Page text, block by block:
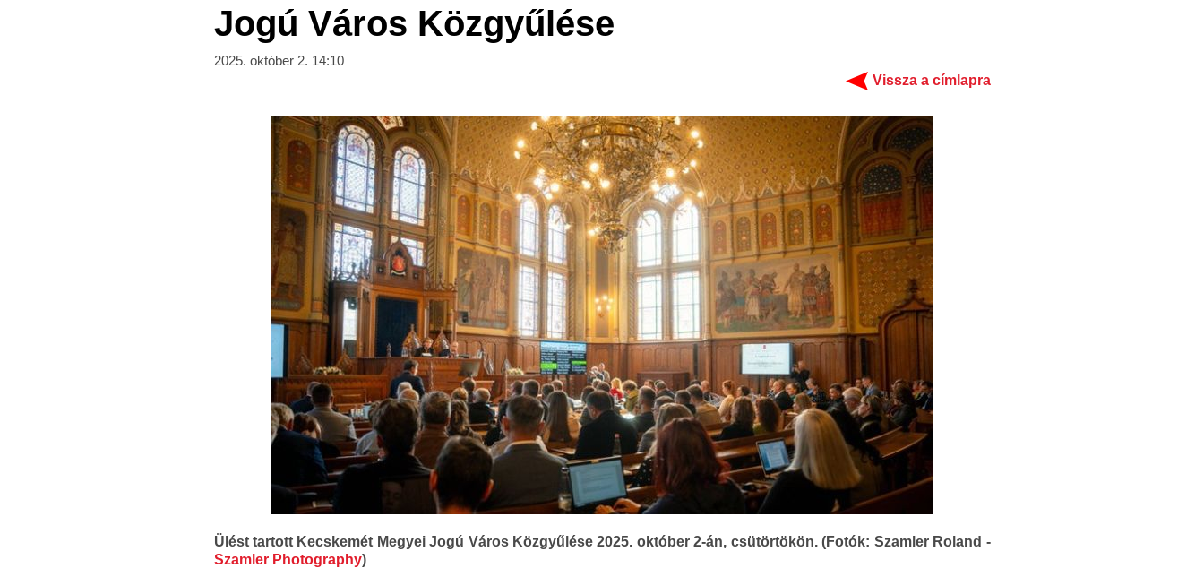
Jogú Város Közgyűlése
2025. október 2. 14:10
Vissza a címlapra
Ülést tartott Kecskemét Megyei Jogú Város Közgyűlése 2025. október 2-án, csütörtökön. (Fotók: Szamler Roland -
Szamler Photography)